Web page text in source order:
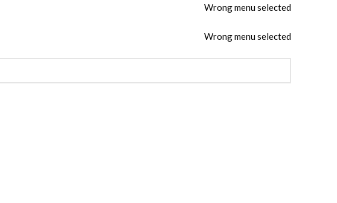
Wrong menu selected
Wrong menu selected